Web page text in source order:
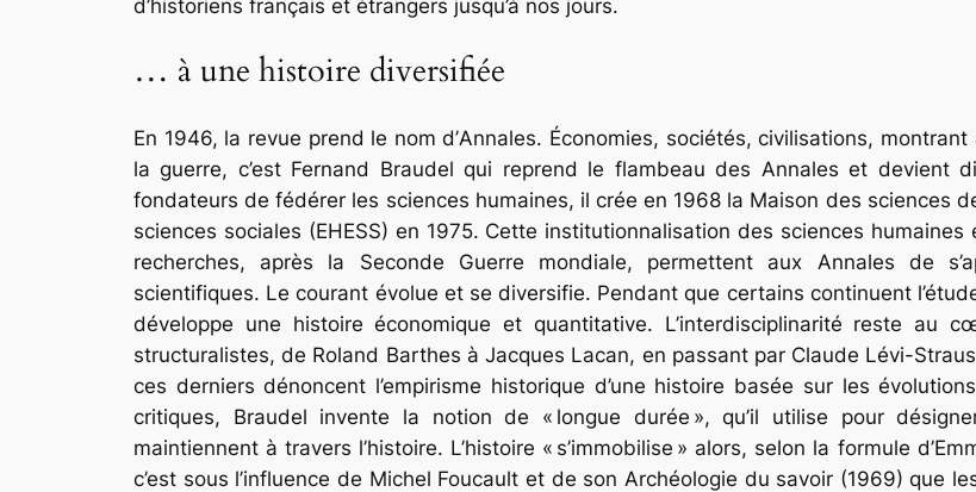
d’historiens français et étrangers jusqu’à nos jours.
… à une histoire diversifiée
En 1946, la revue prend le nom d’Annales. Économies, sociétés, civilisations, montrant
la guerre, c’est Fernand Braudel qui reprend le flambeau des Annales et devient
fondateurs de fédérer les sciences humaines, il crée en 1968 la Maison des sciences
sciences sociales (EHESS) en 1975. Cette institutionnalisation des sciences
recherches, après la Seconde Guerre mondiale, permettent aux Annales de
scientifiques. Le courant évolue et se diversifie. Pendant que certains continuent
développe une histoire économique et quantitative. L’interdisciplinarité reste au
structuralistes, de Roland Barthes à Jacques Lacan, en passant par Claude Lévi-
ces derniers dénoncent l’empirisme historique d’une histoire basée sur les
critiques, Braudel invente la notion de « longue durée », qu’il utilise pour
maintiennent à travers l’histoire. L’histoire « s’immobilise » alors, selon la formule
c’est sous l’influence de Michel Foucault et de son Archéologie du savoir (1969) que